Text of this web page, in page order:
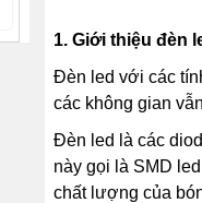
1. Giới thiệu đèn
Đèn led với các
các không gian
Đèn led là các
này gọi là SMD
chất lượng của